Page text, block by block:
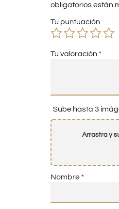
obligatorios están
Tu puntuación
Tu valoración *
Sube hasta 3
Arrastra y
Nombre *